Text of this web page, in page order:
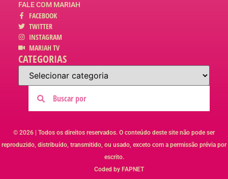
FALE COM MARIAH
FACEBOOK
TWITTER
INSTAGRAM
MARIAH TV
CATEGORIAS
© 2026 | Todos os direitos reservados. O conteúdo deste site não pode ser
reproduzido, distribuído, transmitido, ou usado, exceto com a permissão prévia por
escrito.
Coded by FAPNET